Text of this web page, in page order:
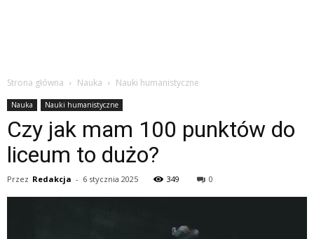
Strona główna Nauka Nauki humanistyczne
Nauka Nauki humanistyczne
Czy jak mam 100 punktów do
liceum to dużo?
Przez Redakcja - 6 stycznia 2025 349 0